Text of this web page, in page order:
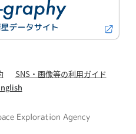
SNS・画像等の利用ガイド
Exploration Agency